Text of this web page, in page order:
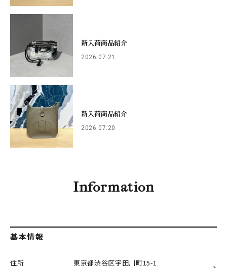
新入荷商品紹介
2026.07.21
新入荷商品紹介
2026.07.20
Information
基本情報
住所 東京都渋谷区宇田川町15-1